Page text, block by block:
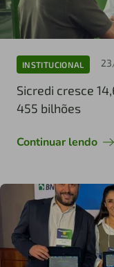
INSTITUCIONAL
Sicredi cresce
455 bilhões
Continuar lendo